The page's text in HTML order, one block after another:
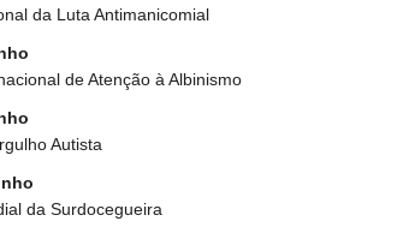
da Luta Antimanicomial
de Atenção à Albinismo
Autista
da Surdocegueira